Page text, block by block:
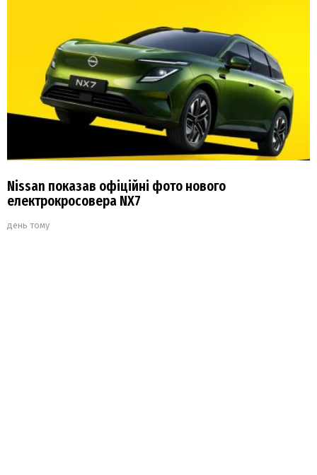
Nissan показав офіційні фото нового
електрокросовера NX7
день тому